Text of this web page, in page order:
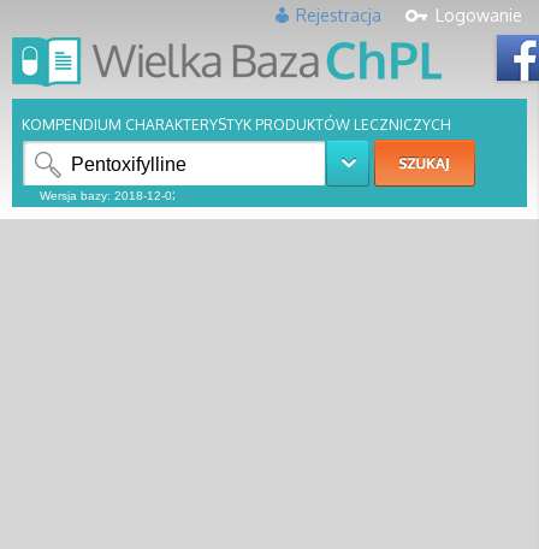
Logowanie
Rejestracja
KOMPENDIUM CHARAKTERYSTYK PRODUKTÓW LECZNICZYCH